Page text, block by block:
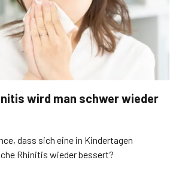
wird man schwer wieder
dass sich eine in Kindertagen
Rhinitis wieder bessert?